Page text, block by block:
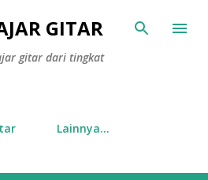
ke konten utama
GITAR
gitar dari tingkat
Lainnya…